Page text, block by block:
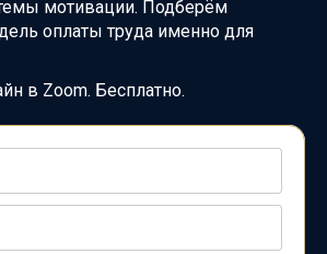
мотивации. Подберём
оплаты труда именно для
в Zoom. Бесплатно.